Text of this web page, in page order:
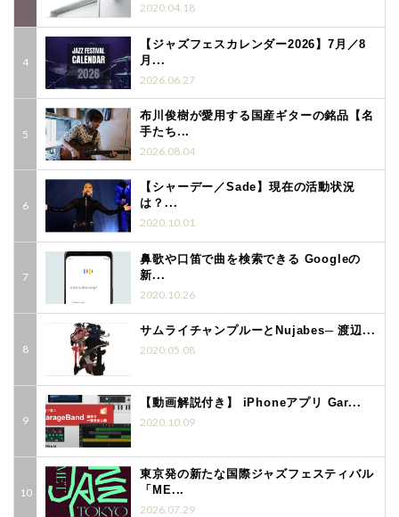
2020.04.18
【ジャズフェスカレンダー2026】7月／8
月...
2026.06.27
布川俊樹が愛用する国産ギターの銘品【名
手たち...
2026.08.04
【シャーデー／Sade】現在の活動状況
は？...
2020.10.01
鼻歌や口笛で曲を検索できる Googleの
新...
2020.10.26
サムライチャンプルーとNujabes─ 渡辺...
2020.05.08
【動画解説付き】 iPhoneアプリ Gar...
2020.10.09
東京発の新たな国際ジャズフェスティバル
「ME...
2026.07.29